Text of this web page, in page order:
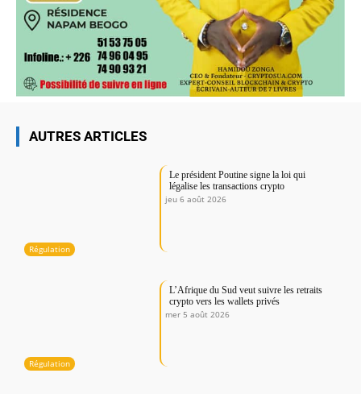
AUTRES ARTICLES
Régulation
Le président Poutine signe la loi qui
légalise les transactions crypto
jeu 6 août 2026
Régulation
L’Afrique du Sud veut suivre les retraits
crypto vers les wallets privés
mer 5 août 2026